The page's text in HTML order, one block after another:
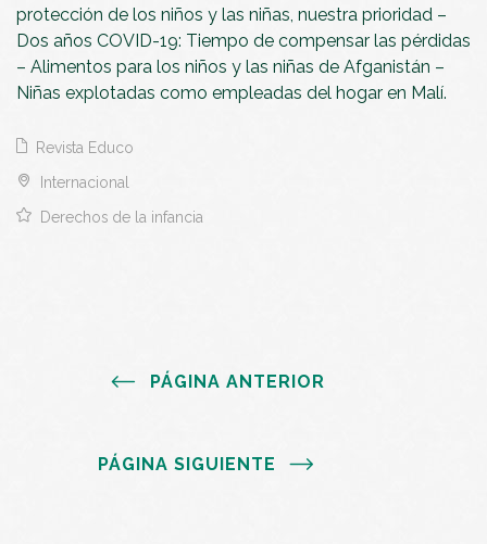
protección de los niños y las niñas, nuestra prioridad –
Dos años COVID-19: Tiempo de compensar las pérdidas
– Alimentos para los niños y las niñas de Afganistán –
Niñas explotadas como empleadas del hogar en Malí.
Revista Educo
Internacional
Derechos de la infancia
PÁGINA ANTERIOR
PÁGINA SIGUIENTE